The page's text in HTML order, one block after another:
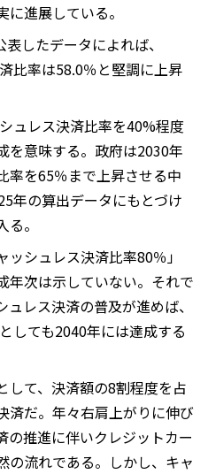
進展している。
したデータによれば、
比率は58.0％と堅調に上昇
ュレス決済比率を40%程度
を意味する。政府は2030年
率を65％まで上昇させる中
年の算出データにもとづけ
。
シュレス決済比率80％」
年次は示していない。それで
レス決済の普及が進めば、
しても2040年には達成する
して、決済額の8割程度を占
済だ。年々右肩上がりに伸び
の推進に伴いクレジットカー
の流れである。しかし、キャ